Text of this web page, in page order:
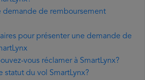
demande de remboursement
pour présenter une demande de
vous réclamer à SmartLynx?
statut du vol SmartLynx?